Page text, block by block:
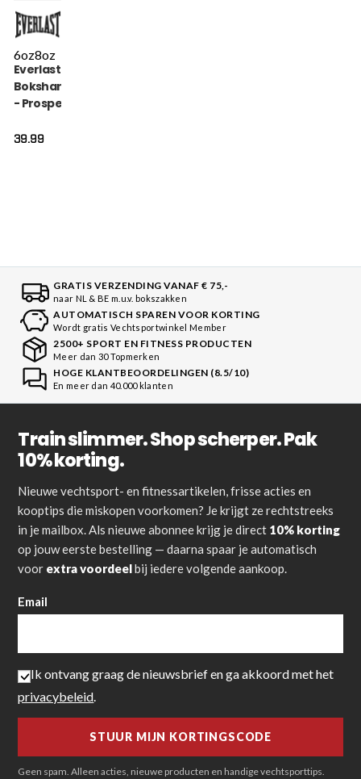
6oz8oz
Everlast
Bokshandschoen
- Prospect 2 -
39.99
GRATIS VERZENDING VANAF € 75,-
naar NL & BE m.u.v. bokszakken
AUTOMATISCH SPAREN VOOR KORTING
Wordt gratis Vechtsportwinkel Member
2500+ SPORT EN FITNESS PRODUCTEN
Meer dan 30 Topmerken
HOGE KLANTBEOORDELINGEN (8.5/10)
En meer dan 40.000 klanten
Train slimmer. Shop scherper. Pak
10% korting.
Nieuwe vechtsport- en fitnessartikelen, frisse acties en
kooptips die miskopen voorkomen? Je krijgt ze rechtstreeks
in je mailbox. Als nieuwe abonnee krijg je direct 10% korting
op jouw eerste bestelling — daarna spaar je automatisch
voor extra voordeelbij iedere volgende aankoop.
Email
Ik ontvang graag de nieuwsbrief en ga akkoord met het
privacybeleid.
Geen spam. Alleen acties, nieuwe producten en handige vechtsporttips.